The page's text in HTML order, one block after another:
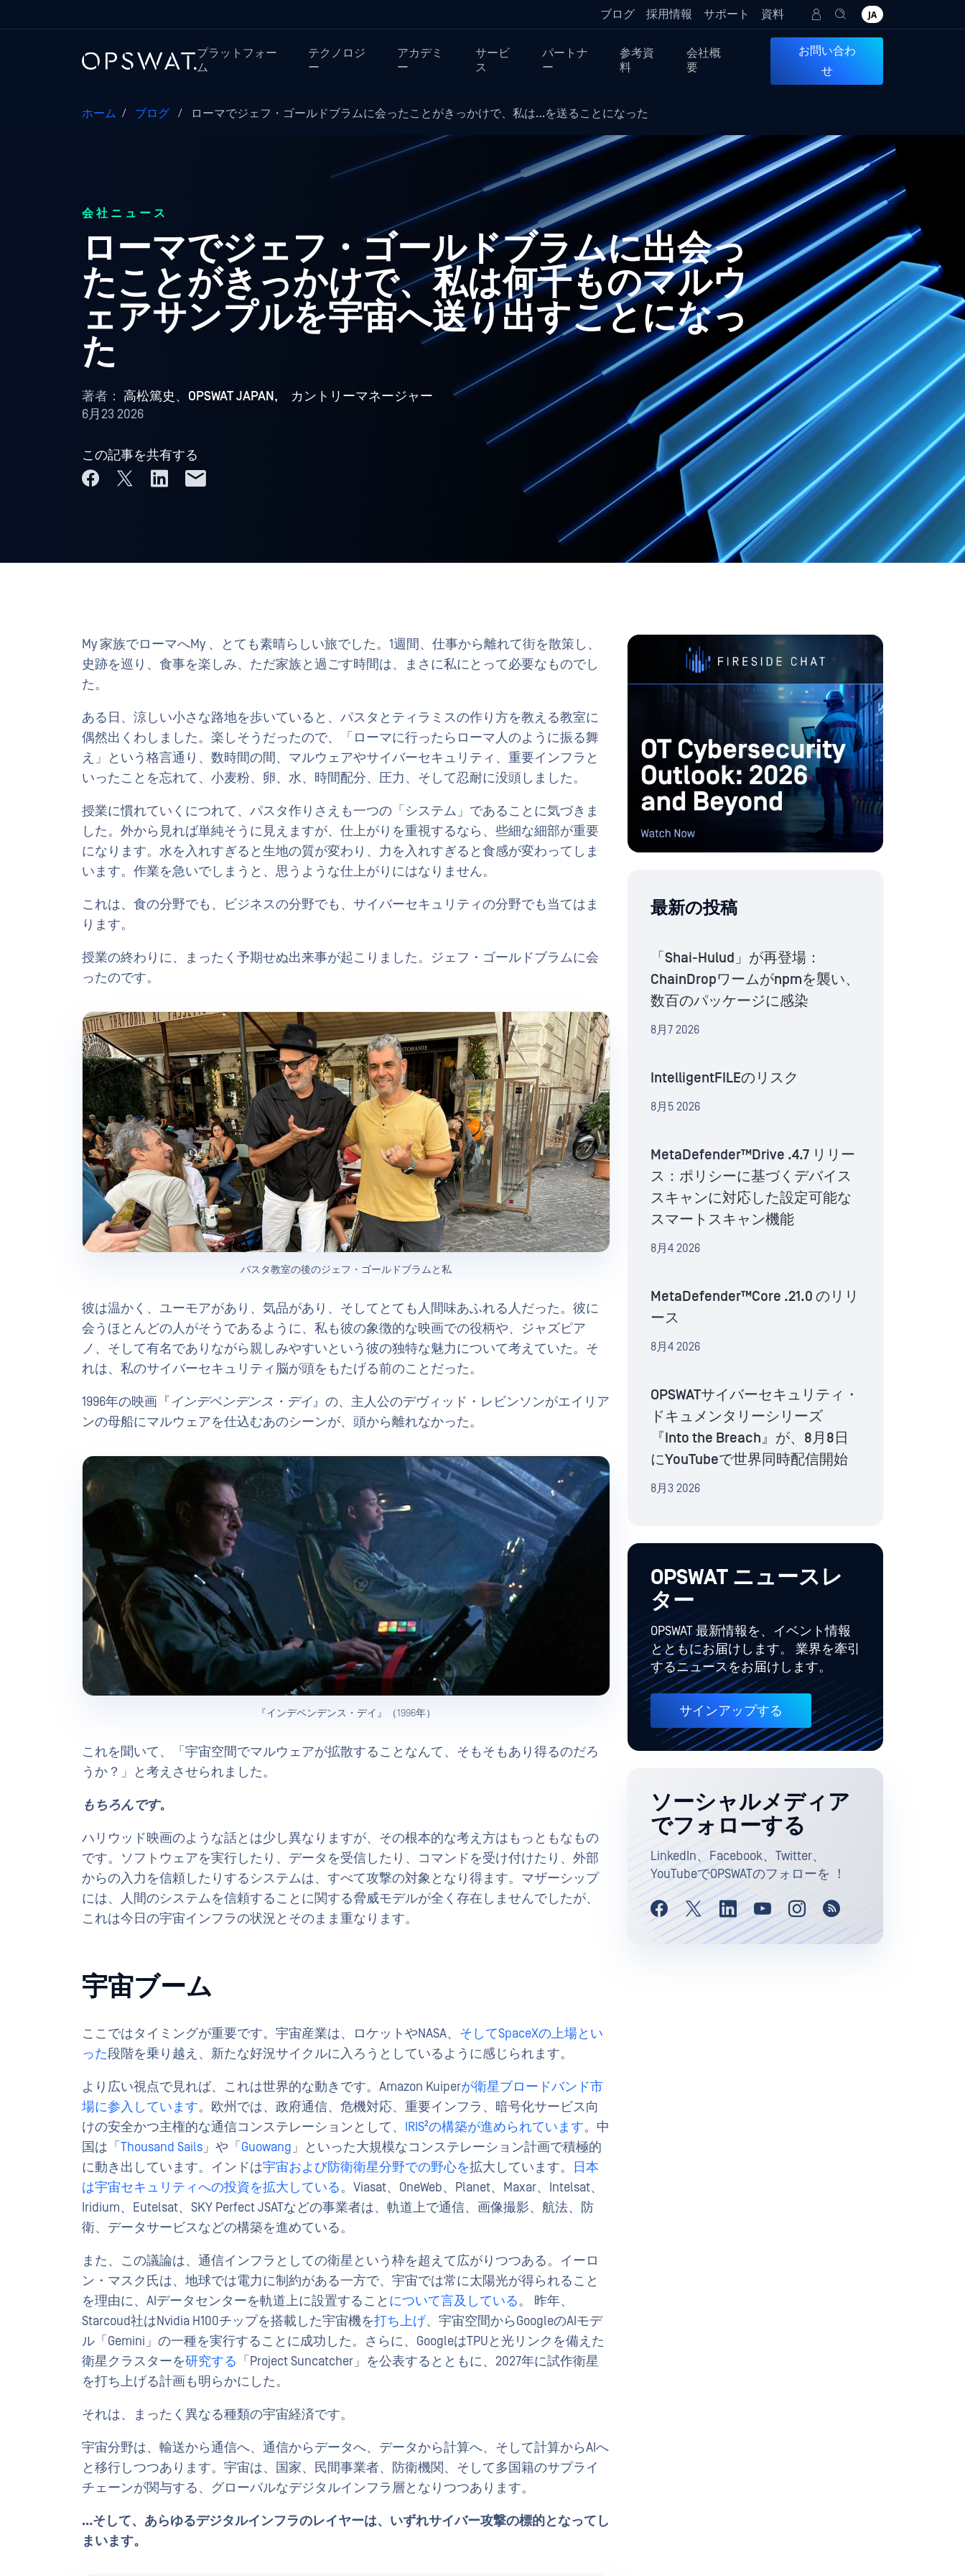
ブログ 採用情報 サポート 資料 JA
プラットフォー
ム
テクノロジ
ー
アカデミ
ー
サービ
ス
パートナ
ー
参考資
料
会社概
要
お問い合わ
せ
ホーム / ブログ / ローマでジェフ・ゴールドブラムに会ったことがきっかけで、私は…を送ることになった
会社ニュース
ローマでジェフ・ゴールドブラムに出会っ
たことがきっかけで、私は何千ものマルウ
ェアサンプルを宇宙へ送り出すことになっ
た
著者： 高松篤史、OPSWAT JAPAN, カントリーマネージャー
6月23 2026
この記事を共有する
My 家族でローマへMy 、とても素晴らしい旅でした。1週間、仕事から離れて街を散策し、
史跡を巡り、食事を楽しみ、ただ家族と過ごす時間は、まさに私にとって必要なものでし
た。
ある日、涼しい小さな路地を歩いていると、パスタとティラミスの作り方を教える教室に
偶然出くわしました。楽しそうだったので、「ローマに行ったらローマ人のように振る舞
え」という格言通り、数時間の間、マルウェアやサイバーセキュリティ、重要インフラと
いったことを忘れて、小麦粉、卵、水、時間配分、圧力、そして忍耐に没頭しました。
授業に慣れていくにつれて、パスタ作りさえも一つの「システム」であることに気づきま
した。外から見れば単純そうに見えますが、仕上がりを重視するなら、些細な細部が重要
になります。水を入れすぎると生地の質が変わり、力を入れすぎると食感が変わってしま
います。作業を急いでしまうと、思うような仕上がりにはなりません。
これは、食の分野でも、ビジネスの分野でも、サイバーセキュリティの分野でも当てはま
ります。
授業の終わりに、まったく予期せぬ出来事が起こりました。ジェフ・ゴールドブラムに会
ったのです。
パスタ教室の後のジェフ・ゴールドブラムと私
彼は温かく、ユーモアがあり、気品があり、そしてとても人間味あふれる人だった。彼に
会うほとんどの人がそうであるように、私も彼の象徴的な映画での役柄や、ジャズピア
ノ、そして有名でありながら親しみやすいという彼の独特な魅力について考えていた。そ
れは、私のサイバーセキュリティ脳が頭をもたげる前のことだった。
1996年の映画『 インデペンデンス・デイ』の、主人公のデヴィッド・レビンソンがエイリア
ンの母船にマルウェアを仕込むあのシーンが、頭から離れなかった。
『インデペンデンス・デイ』（1996年）
これを聞いて、「宇宙空間でマルウェアが拡散することなんて、そもそもあり得るのだろ
うか？」と考えさせられました。
もちろんです。
ハリウッド映画のような話とは少し異なりますが、その根本的な考え方はもっともなもの
です。ソフトウェアを実行したり、データを受信したり、コマンドを受け付けたり、外部
からの入力を信頼したりするシステムは、すべて攻撃の対象となり得ます。マザーシップ
には、人間のシステムを信頼することに関する脅威モデルが全く存在しませんでしたが、
これは今日の宇宙インフラの状況とそのまま重なります。
宇宙ブーム
ここではタイミングが重要です。宇宙産業は、ロケットやNASA、 そしてSpaceXの上場とい
った段階を乗り越え、新たな好況サイクルに入ろうとしているように感じられます。
より広い視点で見れば、これは世界的な動きです。Amazon Kuiperが衛星ブロードバンド市
場に参入しています。欧州では、政府通信、危機対応、重要インフラ、暗号化サービス向
けの安全かつ主権的な通信コンステレーションとして、
IRIS²の構築が進められています。中
国は「 Thousand Sails 」や「 Guowang 」といった大規模なコンステレーション計画で積極的
に動き出しています。インドは宇宙および防衛衛星分野での野心を拡大しています。
日本
は宇宙セキュリティへの投資を拡大している。Viasat、OneWeb、Planet、Maxar、Intelsat、
Iridium、Eutelsat、SKY Perfect JSATなどの事業者は、軌道上で通信、画像撮影、航法、防
衛、データサービスなどの構築を進めている。
また、この議論は、通信インフラとしての衛星という枠を超えて広がりつつある。イーロ
ン・マスク氏は、地球では電力に制約がある一方で、宇宙では常に太陽光が得られること
を理由に、AIデータセンターを軌道上に設置すること について言及している。 昨年、
Starcoud社はNvidia H100チップを搭載した宇宙機を打ち上げ、宇宙空間からGoogleのAIモデ
ル「Gemini」の一種を実行することに成功した。さらに、GoogleはTPUと光リンクを備えた
衛星クラスターを研究する 「Project Suncatcher」を公表するとともに、2027年に試作衛星
を打ち上げる計画も明らかにした。
それは、まったく異なる種類の宇宙経済です。
宇宙分野は、輸送から通信へ、通信からデータへ、データから計算へ、そして計算からAIへ
と移行しつつあります。宇宙は、国家、民間事業者、防衛機関、そして多国籍のサプライ
チェーンが関与する、グローバルなデジタルインフラ層となりつつあります。
…そして、あらゆるデジタルインフラのレイヤーは、いずれサイバー攻撃の標的となってし
まいます。
最新の投稿
「Shai-Hulud」が再登場：
ChainDropワームがnpmを襲い、
数百のパッケージに感染
8月7 2026
IntelligentFILEのリスク
8月5 2026
MetaDefender™Drive .4.7 リリー
ス：ポリシーに基づくデバイス
スキャンに対応した設定可能な
スマートスキャン機能
8月4 2026
MetaDefender™Core .21.0 のリリ
ース
8月4 2026
OPSWATサイバーセキュリティ・
ドキュメンタリーシリーズ
『Into the Breach』が、8月8日
にYouTubeで世界同時配信開始
8月3 2026
OPSWAT ニュースレ
ター
OPSWAT 最新情報を、イベント情報
とともにお届けします。 業界を牽引
するニュースをお届けします。
サインアップする
ソーシャルメディア
でフォローする
LinkedIn、Facebook、Twitter、
YouTubeでOPSWATのフォローを ！